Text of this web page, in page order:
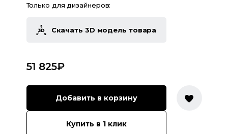
Только для дизайнеров:
Скачать 3D модель товара
51 825₽
Добавить в корзину
Купить в 1 клик